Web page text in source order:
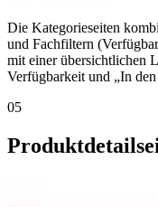
Die Kategorieseiten
und Fachfiltern
mit einer übersichtlichen
Verfügbarkeit und „In
05